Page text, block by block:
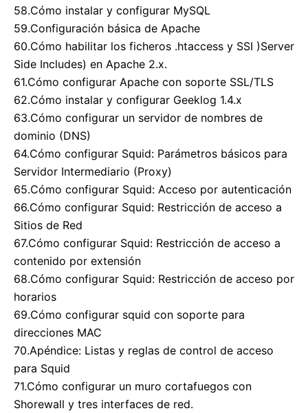
58.Cómo instalar y configurar MySQL
59.Configuración básica de Apache
60.Cómo habilitar los ficheros .htaccess y SSI )Server
Side Includes) en Apache 2.x.
61.Cómo configurar Apache con soporte SSL/TLS
62.Cómo instalar y configurar Geeklog 1.4.x
63.Cómo configurar un servidor de nombres de
dominio (DNS)
64.Cómo configurar Squid: Parámetros básicos para
Servidor Intermediario (Proxy)
65.Cómo configurar Squid: Acceso por autenticación
66.Cómo configurar Squid: Restricción de acceso a
Sitios de Red
67.Cómo configurar Squid: Restricción de acceso a
contenido por extensión
68.Cómo configurar Squid: Restricción de acceso por
horarios
69.Cómo configurar squid con soporte para
direcciones MAC
70.Apéndice: Listas y reglas de control de acceso
para Squid
71.Cómo configurar un muro cortafuegos con
Shorewall y tres interfaces de red.